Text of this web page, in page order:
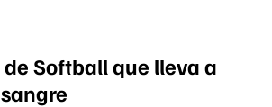
de Softball que lleva a